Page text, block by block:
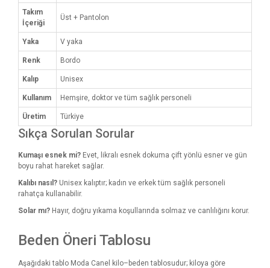
Takım
İçeriği
Üst + Pantolon
Yaka V yaka
Renk Bordo
Kalıp Unisex
Kullanım Hemşire, doktor ve tüm sağlık personeli
Üretim Türkiye
Sıkça Sorulan Sorular
Kumaşı esnek mi? Evet, likralı esnek dokuma çift yönlü esner ve gün
boyu rahat hareket sağlar.
Kalıbı nasıl? Unisex kalıptır; kadın ve erkek tüm sağlık personeli
rahatça kullanabilir.
Solar mı? Hayır, doğru yıkama koşullarında solmaz ve canlılığını korur.
Beden Öneri Tablosu
Aşağıdaki tablo Moda Canel kilo–beden tablosudur; kiloya göre